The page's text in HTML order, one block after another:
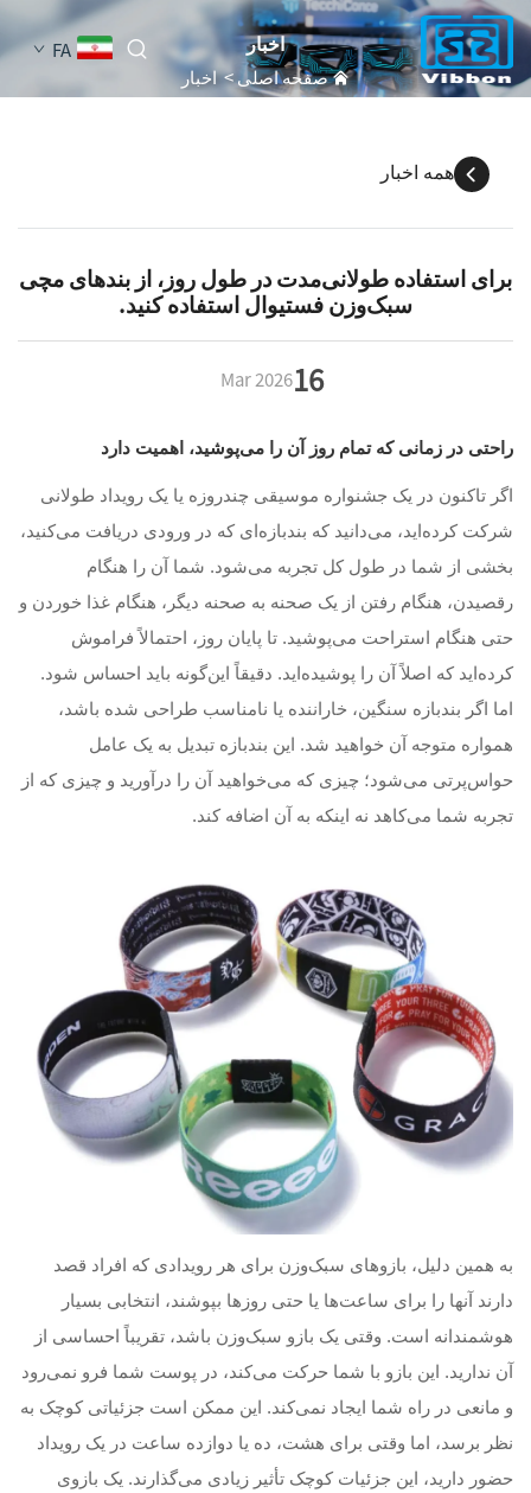
FA اخبار
صفحه اصلی>اخبار
همه اخبار
برای استفاده طولانی‌مدت در طول روز، از بند‌های مچی
سبک‌وزن فستیوال استفاده کنید.
16
Mar2026
راحتی در زمانی که تمام روز آن را می‌پوشید، اهمیت دارد
اگر تاکنون در یک جشنواره موسیقی چندروزه یا یک رویداد طولانی
شرکت کرده‌اید، می‌دانید که بندبازه‌ای که در ورودی دریافت می‌کنید،
بخشی از شما در طول کل تجربه می‌شود. شما آن را هنگام
رقصیدن، هنگام رفتن از یک صحنه به صحنه دیگر، هنگام غذا خوردن و
حتی هنگام استراحت می‌پوشید. تا پایان روز، احتمالاً فراموش
کرده‌اید که اصلاً آن را پوشیده‌اید. دقیقاً این‌گونه باید احساس شود.
اما اگر بندبازه سنگین، خاراننده یا نامناسب طراحی شده باشد،
همواره متوجه آن خواهید شد. این بندبازه تبدیل به یک عامل
حواس‌پرتی می‌شود؛ چیزی که می‌خواهید آن را درآورید و چیزی که از
تجربه شما می‌کاهد نه اینکه به آن اضافه کند.
به همین دلیل، بازوهای سبک‌وزن برای هر رویدادی که افراد قصد
دارند آنها را برای ساعت‌ها یا حتی روزها بپوشند، انتخابی بسیار
هوشمندانه است. وقتی یک بازو سبک‌وزن باشد، تقریباً احساسی از
آن ندارید. این بازو با شما حرکت می‌کند، در پوست شما فرو نمی‌رود
و مانعی در راه شما ایجاد نمی‌کند. این ممکن است جزئیاتی کوچک به
نظر برسد، اما وقتی برای هشت، ده یا دوازده ساعت در یک رویداد
حضور دارید، این جزئیات کوچک تأثیر زیادی می‌گذارند. یک بازوی